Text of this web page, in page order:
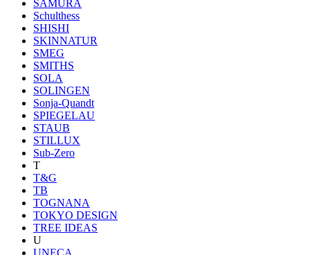
SAMURA
Schulthess
SHISHI
SKINNATUR
SMEG
SMITHS
SOLA
SOLINGEN
Sonja-Quandt
SPIEGELAU
STAUB
STILLUX
Sub-Zero
T
T&G
TB
TOGNANA
TOKYO DESIGN
TREE IDEAS
U
UNECA